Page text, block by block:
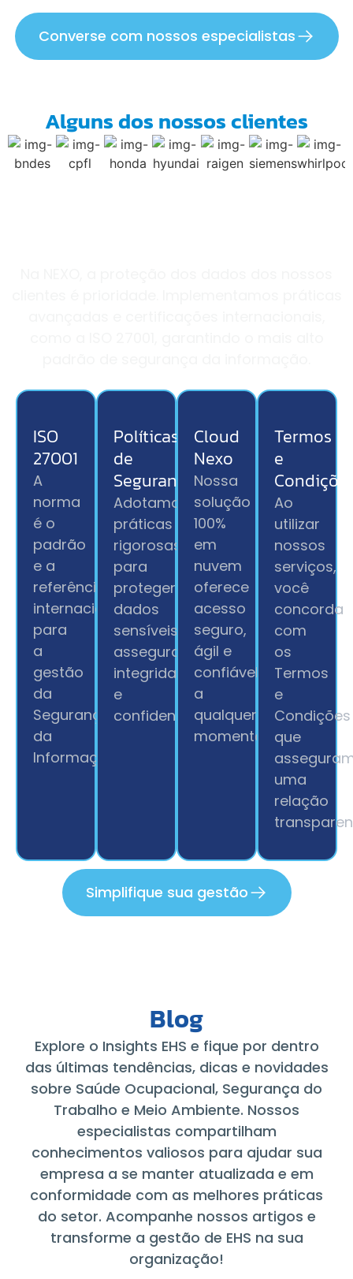
Converse com nossos especialistas
Alguns dos nossos clientes
ISO
27001
A
norma
é o
padrão
e a
referência
internacional
para
a
gestão
da
Segurança
da
Informação.
Políticas
de
Segurança
Adotamos
práticas
rigorosas
para
proteger
dados
sensíveis,
assegurando
integridade
e
confidencialidade.
Cloud
Nexo
Nossa
solução
100%
em
nuvem
oferece
acesso
seguro,
ágil e
confiável
a
qualquer
momento.
Termos
e
Ao
utilizar
nossos
serviços,
você
concorda
com
os
Termos
e
Condições
que
uma
relação
Simplifique sua gestão
Blog
Explore o Insights EHS e fique por dentro
das últimas tendências, dicas e novidades
sobre Saúde Ocupacional, Segurança do
Trabalho e Meio Ambiente. Nossos
especialistas compartilham
conhecimentos valiosos para ajudar sua
empresa a se manter atualizada e em
conformidade com as melhores práticas
do setor. Acompanhe nossos artigos e
transforme a gestão de EHS na sua
organização!